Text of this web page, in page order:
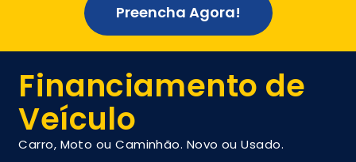
Preencha Agora!
Financiamento de
Veículo
Carro, Moto ou Caminhão. Novo ou Usado.